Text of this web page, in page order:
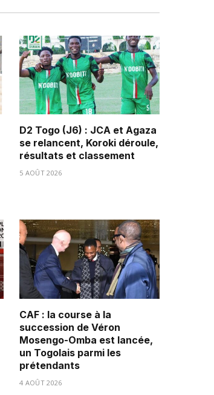
D2 Togo (J6) : JCA et Agaza
se relancent, Koroki déroule,
résultats et classement
5 AOÛT 2026
CAF : la course à la
succession de Véron
Mosengo-Omba est lancée,
un Togolais parmi les
prétendants
4 AOÛT 2026